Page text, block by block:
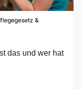
&
das und wer hat